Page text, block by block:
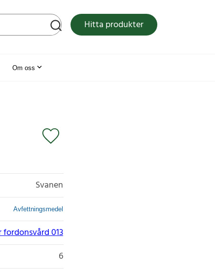
Hitta produkter
Om oss
Svanen
Avfettningsmedel
013
6